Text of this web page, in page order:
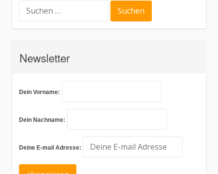
nach:
Newsletter
Dein Vorname:
Dein Nachname:
Deine E-mail Adresse: